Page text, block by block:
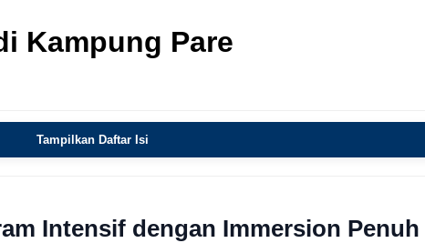
Kampung Pare
Tampilkan Daftar Isi
Intensif dengan Immersion Penuh